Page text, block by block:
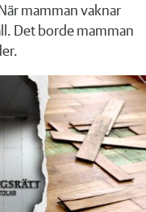
mamman vaknar
Det borde mamman